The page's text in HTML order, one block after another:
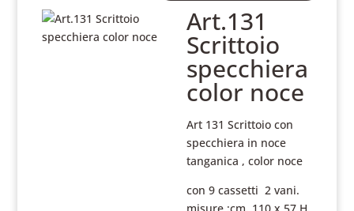
Art.131
Scrittoio
specchiera
color noce
Art 131 Scrittoio con
specchiera in noce
tanganica , color noce
con 9 cassetti 2 vani.